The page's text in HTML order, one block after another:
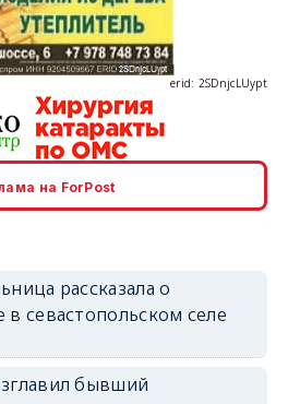
на ForPost
рассказала о
севастопольском селе
бывший